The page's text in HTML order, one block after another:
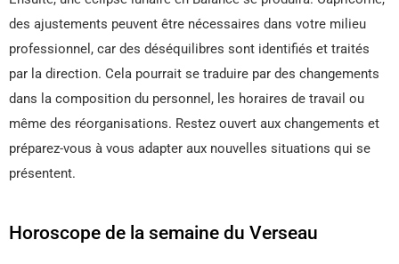
des ajustements peuvent être nécessaires dans votre milieu
professionnel, car des déséquilibres sont identifiés et traités
par la direction. Cela pourrait se traduire par des changements
dans la composition du personnel, les horaires de travail ou
même des réorganisations. Restez ouvert aux changements et
préparez-vous à vous adapter aux nouvelles situations qui se
présentent.
Horoscope de la semaine du Verseau